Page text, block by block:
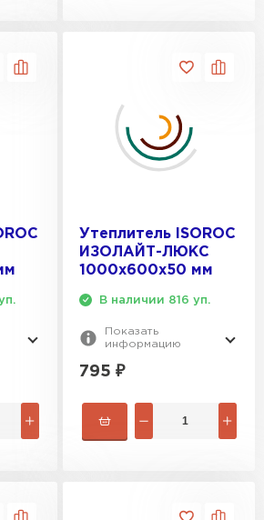
Утеплитель ISOROC
ИЗОЛАЙТ-ЛЮКС
1000х600х50 мм
В наличии 816 уп.
Показать
информацию
795 ₽